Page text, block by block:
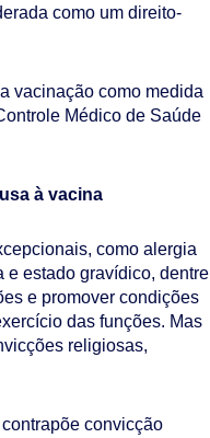
como um direito-
vacinação como medida
Médico de Saúde
à vacina
como alergia
e estado gravídico, dentre
e promover condições
das funções. Mas
religiosas,
convicção